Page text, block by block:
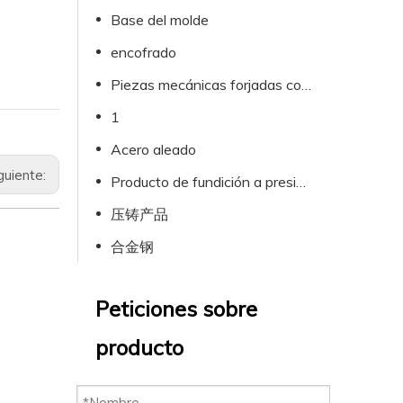
Base del molde
encofrado
1
Acero aleado
压铸产品
合金钢
Peticiones sobre
producto